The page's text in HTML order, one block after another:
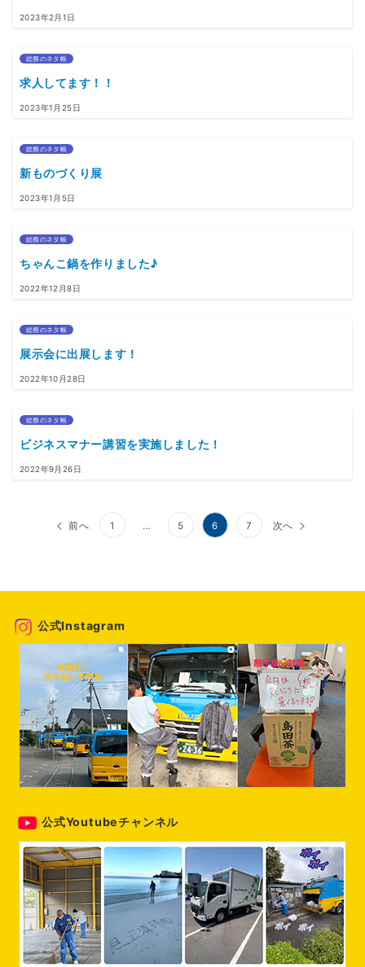
2023年2月1日
総務のネタ帳
求人してます！！
2023年1月25日
総務のネタ帳
新ものづくり展
2023年1月5日
総務のネタ帳
ちゃんこ鍋を作りました♪
2022年12月8日
総務のネタ帳
展示会に出展します！
2022年10月28日
総務のネタ帳
ビジネスマナー講習を実施しました！
2022年9月26日
ー
り
前へ 1 … 5 6 7 次へ
公式Instagram
公式Youtubeチャンネル